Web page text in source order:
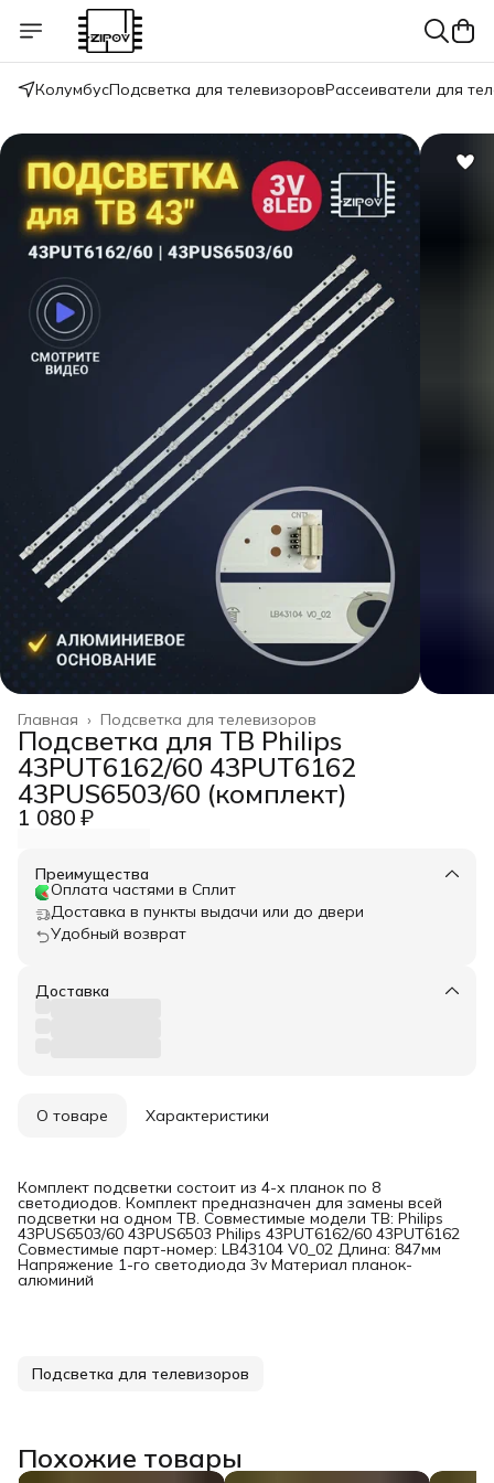
КолумбусПодсветка для телевизоровРассеиватели для
Подсветка для телевизоров
Главная ›
Подсветка для ТВ Philips
43PUT6162/60 43PUT6162
43PUS6503/60 (комплект)
1 080 ₽
Преимущества
Оплата частями в Сплит
Доставка в пункты выдачи или до двери
Удобный возврат
Доставка
О товаре Характеристики
Комплект подсветки состоит из 4-х планок по 8
светодиодов. Комплект предназначен для замены всей
подсветки на одном ТВ. Совместимые модели ТВ: Philips
43PUS6503/60 43PUS6503 Philips 43PUT6162/60 43PUT6162
Совместимые парт-номер: LB43104 V0_02 Длина: 847мм
Напряжение 1-го светодиода 3v Материал планок-
алюминий
Подсветка для телевизоров
Похожие товары